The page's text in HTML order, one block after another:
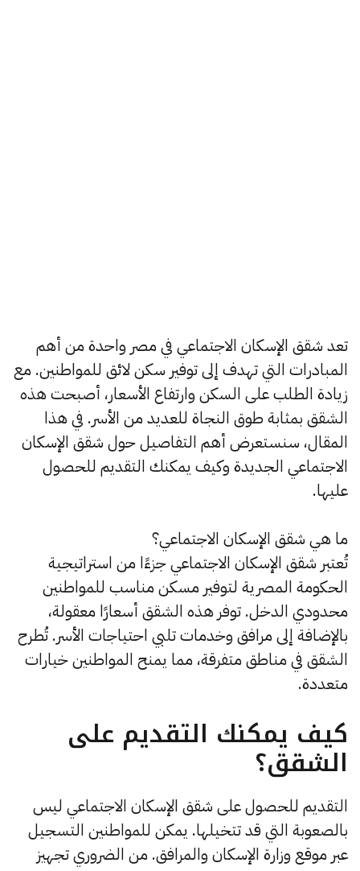
تعد شقق الإسكان الاجتماعي في مصر واحدة من أهم
المبادرات التي تهدف إلى توفير سكن لائق للمواطنين. مع
زيادة الطلب على السكن وارتفاع الأسعار، أصبحت هذه
الشقق بمثابة طوق النجاة للعديد من الأسر. في هذا
المقال، سنستعرض أهم التفاصيل حول شقق الإسكان
الاجتماعي الجديدة وكيف يمكنك التقديم للحصول
عليها.
ما هي شقق الإسكان الاجتماعي؟
تُعتبر شقق الإسكان الاجتماعي جزءًا من استراتيجية
الحكومة المصرية لتوفير مسكن مناسب للمواطنين
محدودي الدخل. توفر هذه الشقق أسعارًا معقولة،
بالإضافة إلى مرافق وخدمات تلبي احتياجات الأسر. تُطرح
الشقق في مناطق متفرقة، مما يمنح المواطنين خيارات
متعددة.
كيف يمكنك التقديم على
الشقق؟
التقديم للحصول على شقق الإسكان الاجتماعي ليس
بالصعوبة التي قد تتخيلها. يمكن للمواطنين التسجيل
عبر موقع وزارة الإسكان والمرافق. من الضروري تجهيز